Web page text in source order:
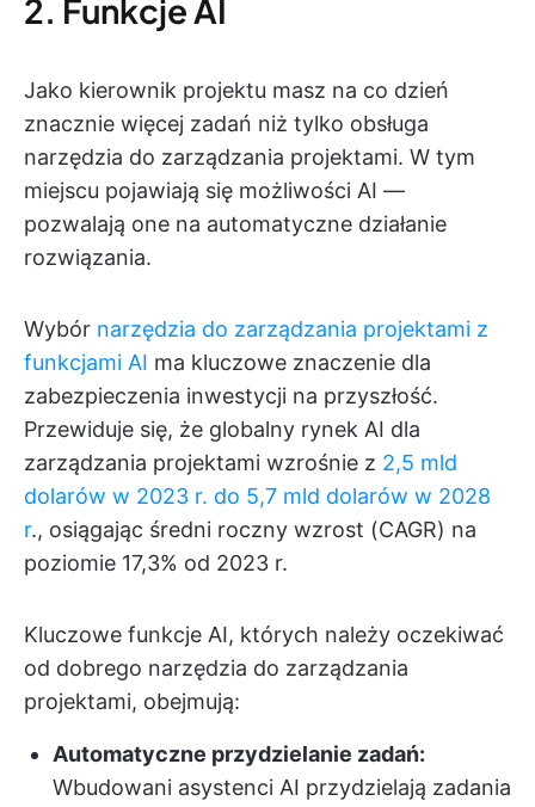
2. Funkcje AI
Jako kierownik projektu masz na co dzień
znacznie więcej zadań niż tylko obsługa
narzędzia do zarządzania projektami. W tym
miejscu pojawiają się możliwości AI —
pozwalają one na automatyczne działanie
rozwiązania.
Wybór narzędzia do zarządzania projektami z
funkcjami AI ma kluczowe znaczenie dla
zabezpieczenia inwestycji na przyszłość.
Przewiduje się, że globalny rynek AI dla
zarządzania projektami wzrośnie z 2,5 mld
dolarów w 2023 r. do 5,7 mld dolarów w 2028
r., osiągając średni roczny wzrost (CAGR) na
poziomie 17,3% od 2023 r.
Kluczowe funkcje AI, których należy oczekiwać
od dobrego narzędzia do zarządzania
projektami, obejmują:
Automatyczne przydzielanie zadań:
Wbudowani asystenci AI przydzielają zadania